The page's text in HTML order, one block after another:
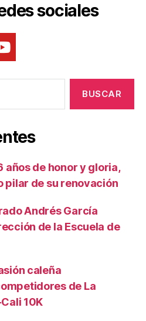
sociales
años de honor y gloria,
pilar de su renovación
Andrés García
de la Escuela de
caleña
de La
10K